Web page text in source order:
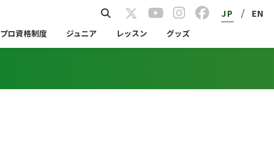
JP / EN
プロ資格制度 ジュニア レッスン グッズ